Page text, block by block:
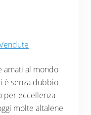
amati al mondo
è senza dubbio
per eccellenza
molte altalene